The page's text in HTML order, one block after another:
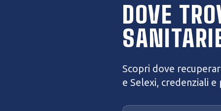
Preparati per il semestre 2026
Test
Altri
Test
Preparazione Concorsi
DOVE
Scopri dove
e Selexi, credenziali